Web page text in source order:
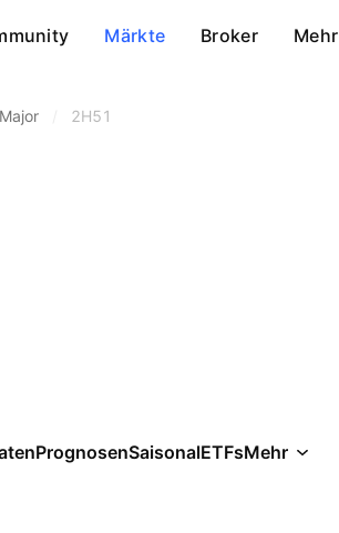
Märkte Broker Mehr
2H51
PrognosenSaisonalETFsMehr